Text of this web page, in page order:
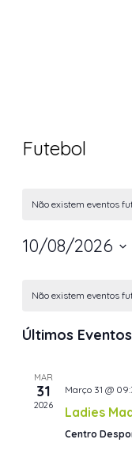
Futebol
Não existem eventos
10/08/2026
de
Eventos
Não existem eventos
Últimos Eventos
MAR
31
2026
Março 31 @
Ladies
Centro